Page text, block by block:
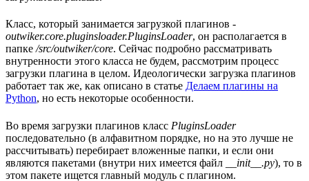
Класс, который занимается загрузкой плагинов -
outwiker.core.pluginsloader.PluginsLoader, он располагается в
папке /src/outwiker/core. Сейчас подробно рассматривать
внутренности этого класса не будем, рассмотрим процесс
загрузки плагина в целом. Идеологически загрузка плагинов
работает так же, как описано в статье Делаем плагины на
Python, но есть некоторые особенности.
Во время загрузки плагинов класс PluginsLoader
последовательно (в алфавитном порядке, но на это лучше не
рассчитывать) перебирает вложенные папки, и если они
являются пакетами (внутри них имеется файл
__init__.py), то в
этом пакете ищется главный модуль с плагином.